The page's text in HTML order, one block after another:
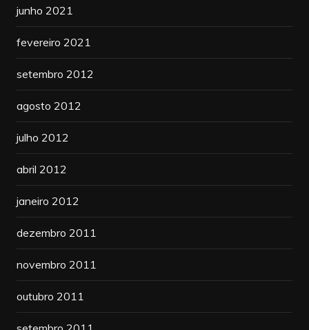
junho 2021
fevereiro 2021
setembro 2012
agosto 2012
julho 2012
abril 2012
janeiro 2012
dezembro 2011
novembro 2011
outubro 2011